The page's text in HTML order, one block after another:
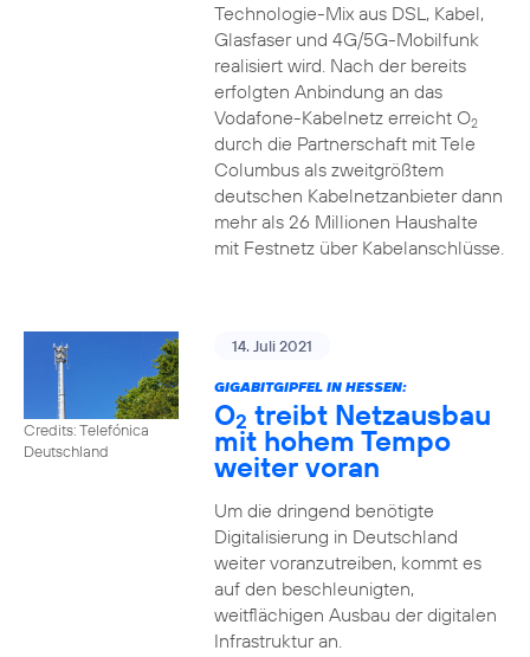
Technologie-Mix aus DSL, Kabel,
Glasfaser und 4G/5G-Mobilfunk
realisiert wird. Nach der bereits
erfolgten Anbindung an das
Vodafone-Kabelnetz erreicht O2
durch die Partnerschaft mit Tele
Columbus als zweitgrößtem
deutschen Kabelnetzanbieter dann
mehr als 26 Millionen Haushalte
mit Festnetz über Kabelanschlüsse.
Credits: Telefónica
Deutschland
14. Juli 2021
GIGABITGIPFEL IN HESSEN:
O2 treibt Netzausbau
mit hohem Tempo
weiter voran
Um die dringend benötigte
Digitalisierung in Deutschland
weiter voranzutreiben, kommt es
auf den beschleunigten,
weitflächigen Ausbau der digitalen
Infrastruktur an.